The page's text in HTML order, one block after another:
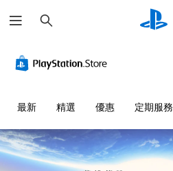
尋
最新 精選 優惠 定期服務